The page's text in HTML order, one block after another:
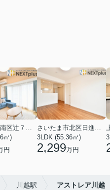
さいたま市南区辻７丁目
㎡)
円
さいたま市北区日進町２丁目
3LDK (55.36㎡)
2,299万円
川越駅 アストレア川越